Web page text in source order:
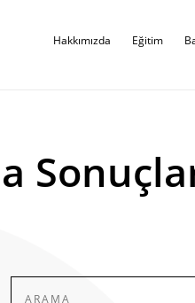
Hakkımızda Eğitim